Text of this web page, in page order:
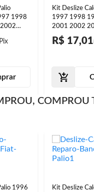
1998
A
Kit Deslize
1997 1998
2001 2002
2005 2006
Reparo Banco
R$ 17,01
COMPROU
1996
Kit Deslize